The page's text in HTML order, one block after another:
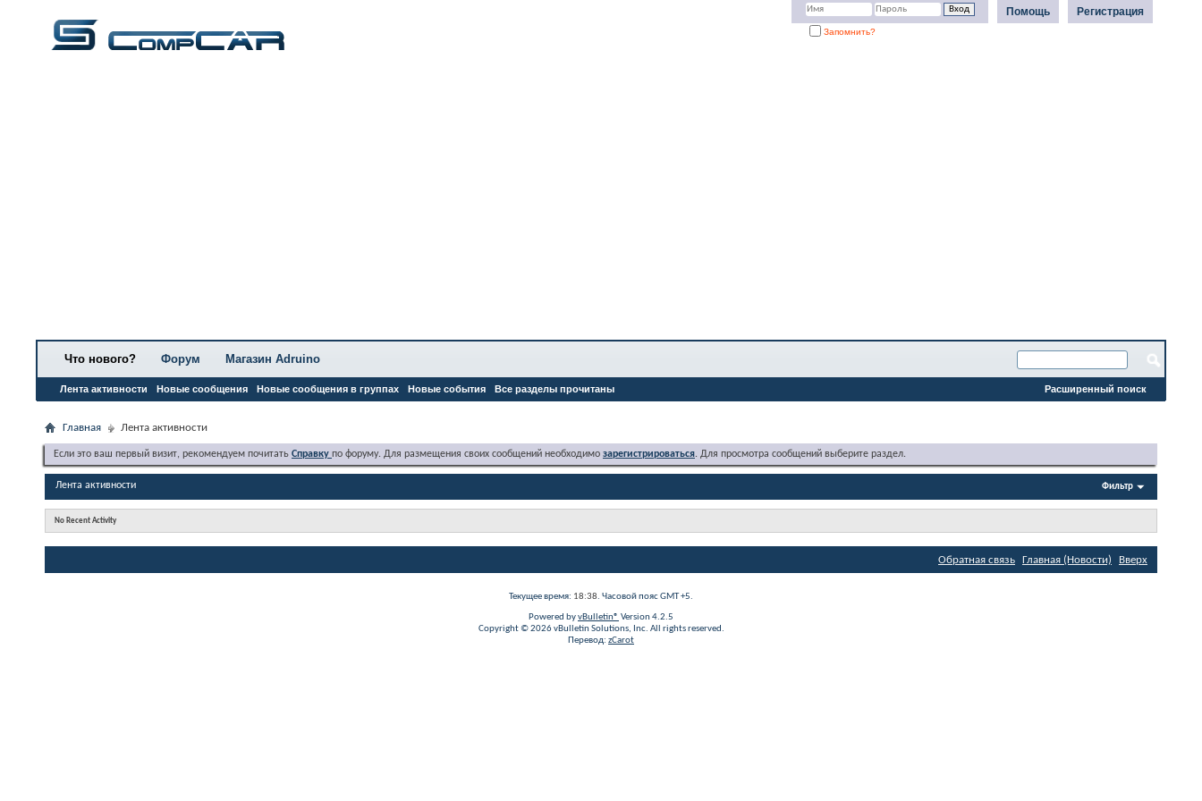
Регистрация
Помощь
Запомнить?
Что нового?
Лента активности Новые сообщения Новые сообщения в группах Новые события Все разделы прочитаны
Форум Магазин Adruino
Расширенный поиск
Главная Лента активности
Если это ваш первый визит, рекомендуем почитать Справку по форуму. Для размещения своих сообщений необходимо зарегистрироваться. Для просмотра сообщений выберите раздел.
Лента активности Фильтр
No Recent Activity
Обратная связь Главная (Новости) Вверх
Текущее время: 18:38. Часовой пояс GMT +5.
Powered byvBulletin® Version 4.2.5
Copyright © 2026 vBulletin Solutions, Inc. All rights reserved.
Перевод: zCarot